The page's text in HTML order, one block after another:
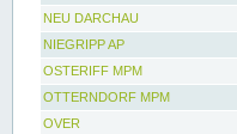
NEU DARCHAU
NIEGRIPP AP
OSTERIFF MPM
OTTERNDORF MPM
OVER